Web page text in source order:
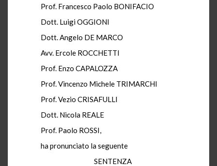
Prof. Francesco Paolo BONIFACIO
Dott. Luigi OGGIONI
Dott. Angelo DE MARCO
Avv. Ercole ROCCHETTI
Prof. Enzo CAPALOZZA
Prof. Vincenzo Michele TRIMARCHI
Prof. Vezio CRISAFULLI
Dott. Nicola REALE
Prof. Paolo ROSSI,
ha pronunciato la seguente
SENTENZA